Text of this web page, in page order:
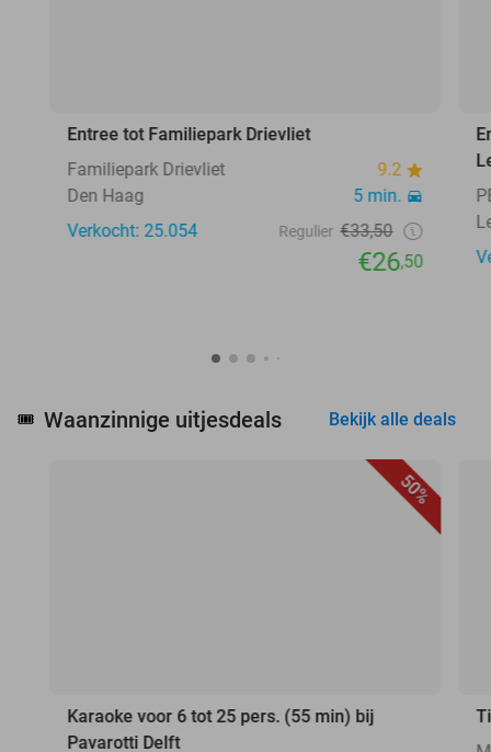
Entree tot Familiepark Drievliet
Familiepark Drievliet
9.2
Den Haag
5 min.
Verkocht: 25.054
Regulier €33,50
€26,50
🎟️ Waanzinnige uitjesdeals Bekijk alle deals
50%
Karaoke voor 6 tot 25 pers. (55 min) bij
Pavarotti Delft